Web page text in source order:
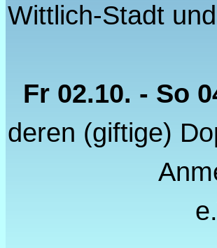
Wittlich-Stadt
Fr 02.10. - So
deren (giftige)
Anmeldung